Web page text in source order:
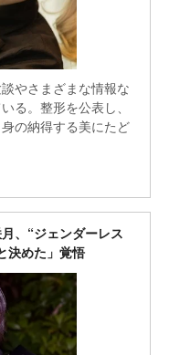
やさまざまな情報な
る。整形を公表し、
の納得する美にたど
、“ジェンダーレス
決めた」覚悟